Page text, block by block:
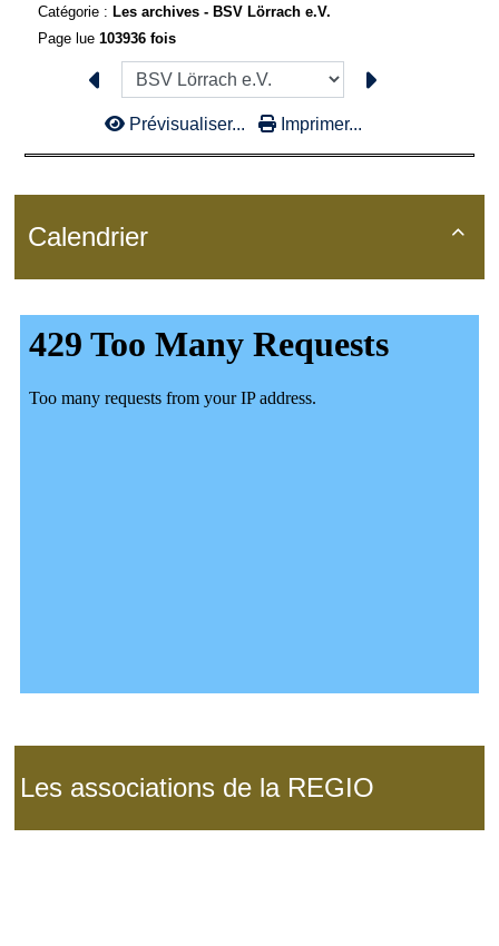

Calendrier
Les associations de la REGIO
Catégorie : Les archives - BSV Lörrach e.V.
Page lue 103936 fois
Prévisualiser... Imprimer...